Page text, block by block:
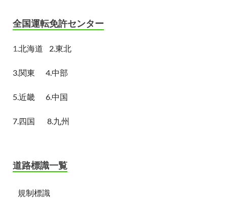
全国運転免許センター
1.北海道 2.東北
3.関東 4.中部
5.近畿 6.中国
7.四国 8.九州
道路標識一覧
規制標識